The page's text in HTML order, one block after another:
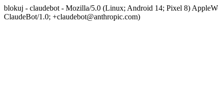
blokuj - claudebot - Mozilla/5.0 (Linux; Android 14; Pixel 8)
ClaudeBot/1.0; +claudebot@anthropic.com)